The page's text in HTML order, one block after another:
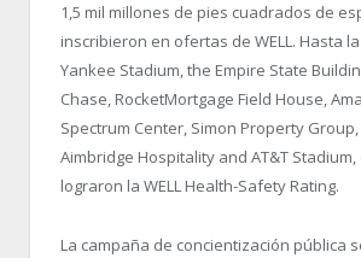
1,5 mil millones de pies cuadrados de
inscribieron en ofertas de WELL. Hasta
Yankee Stadium, the Empire State
Chase, RocketMortgage Field House,
Spectrum Center, Simon Property Group,
Aimbridge Hospitality and AT&T
lograron la WELL Health-Safety Rating.
La campaña de concientización pública